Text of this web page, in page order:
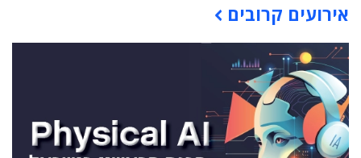
אירועים קרובים